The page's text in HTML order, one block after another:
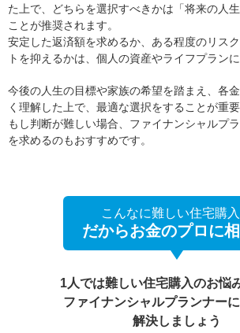
た上で、どちらを選択すべきかは「将来の人生
ことが推奨されます。
安定した返済額を求めるか、ある程度のリス
トを抑えるかは、個人の資産やライフプラン
今後の人生の目標や家族の希望を踏まえ、各
く理解した上で、最適な選択をすることが重要
もし判断が難しい場合、ファイナンシャルプ
を求めるのもおすすめです。
こんなに難しい住宅購
だからお金のプロに相
1人では難しい住宅購入のお悩
ファイナンシャルプランナー
解決しましょう